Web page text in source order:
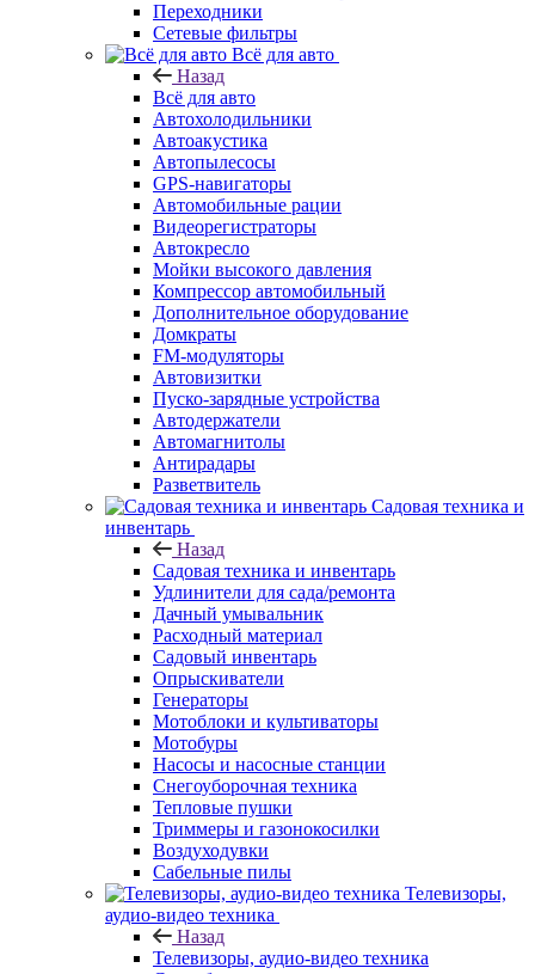
Переходники
Сетевые фильтры
Всё для авто
Назад
Всё для авто
Автохолодильники
Автоакустика
Автопылесосы
GPS-навигаторы
Автомобильные рации
Видеорегистраторы
Автокресло
Мойки высокого давления
Компрессор автомобильный
Дополнительное оборудование
Домкраты
FM-модуляторы
Автовизитки
Пуско-зарядные устройства
Автодержатели
Автомагнитолы
Антирадары
Разветвитель
Садовая техника и
инвентарь
Назад
Садовая техника и инвентарь
Удлинители для сада/ремонта
Дачный умывальник
Расходный материал
Садовый инвентарь
Опрыскиватели
Генераторы
Мотоблоки и культиваторы
Мотобуры
Насосы и насосные станции
Снегоуборочная техника
Тепловые пушки
Триммеры и газонокосилки
Воздуходувки
Сабельные пилы
Телевизоры,
аудио-видео техника
Назад
Телевизоры, аудио-видео техника